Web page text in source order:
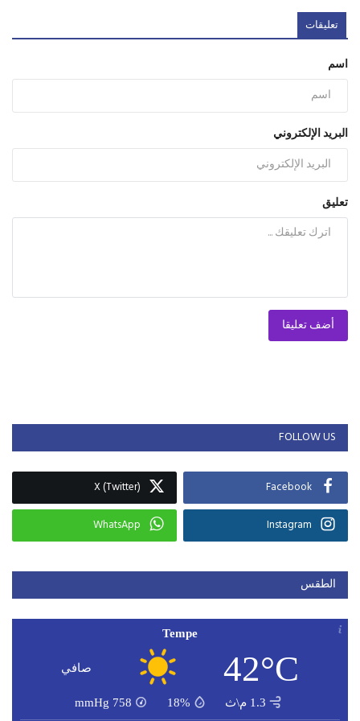
تعليقات
اسم
البريد الإلكتروني
تعليق
أضف تعليقا
FOLLOW US
Facebook
X (Twitter)
Instagram
WhatsApp
الطقس
Tempe
42°C صافي
1.3 م\ث 18%
758
mmHg